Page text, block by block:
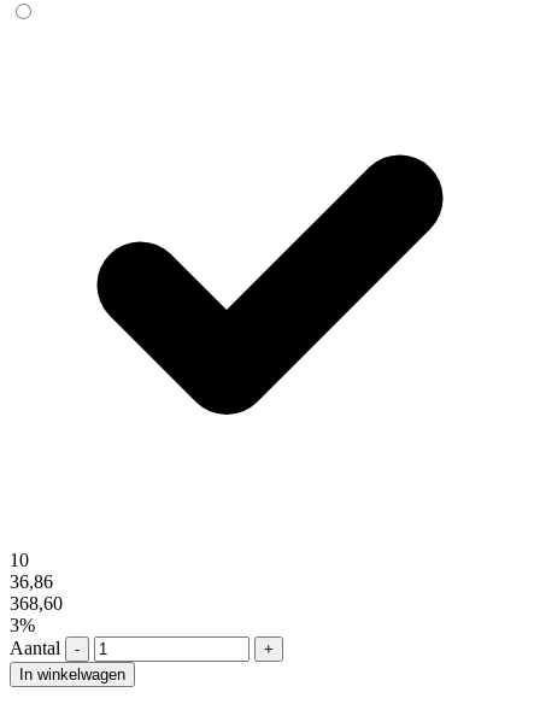
10
36,86
368,60
3%
Aantal
-
+
In winkelwagen